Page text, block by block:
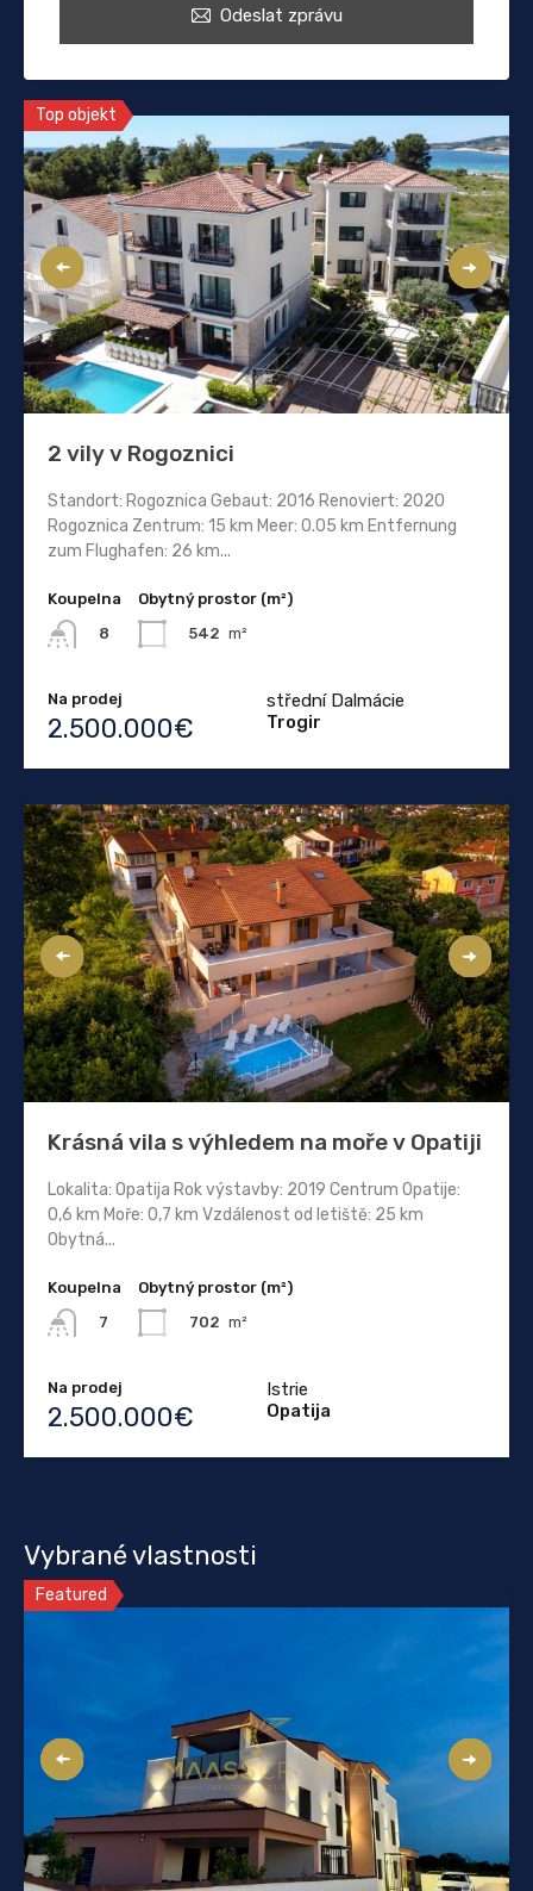
Odeslat zprávu
Top objekt
2 vily v Rogoznici
Standort: Rogoznica Gebaut: 2016 Renoviert: 2020
Rogoznica Zentrum: 15 km Meer: 0.05 km Entfernung
zum Flughafen: 26 km...
Koupelna
8
Obytný prostor (m²)
542 m²
Na prodej
2.500.000€
střední Dalmácie
Trogir
Krásná vila s výhledem na moře v Opatiji
Lokalita: Opatija Rok výstavby: 2019 Centrum Opatije:
0,6 km Moře: 0,7 km Vzdálenost od letiště: 25 km
Obytná...
Koupelna
7
Obytný prostor (m²)
702 m²
Na prodej
2.500.000€
Istrie
Opatija
Vybrané vlastnosti
Featured